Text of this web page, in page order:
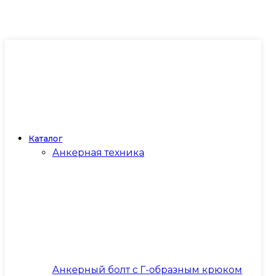
Каталог
Анкерная техника
Анкерный болт с Г-образным крюком